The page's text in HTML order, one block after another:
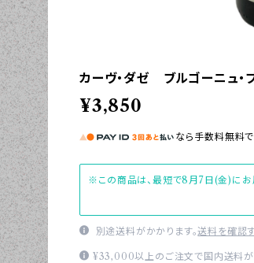
カーヴ・ダゼ ブルゴーニュ
¥3,850
なら 手数料無料で
※この商品は、最短で8月7日(金)にお
別途送料がかかります。送料を確認
¥33,000以上のご注文で国内送料が